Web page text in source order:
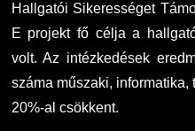
Hallgatói Sikerességet
E projekt fő célja a
volt. Az intézkedések
száma műszaki, informatika,
20%-al csökkent.